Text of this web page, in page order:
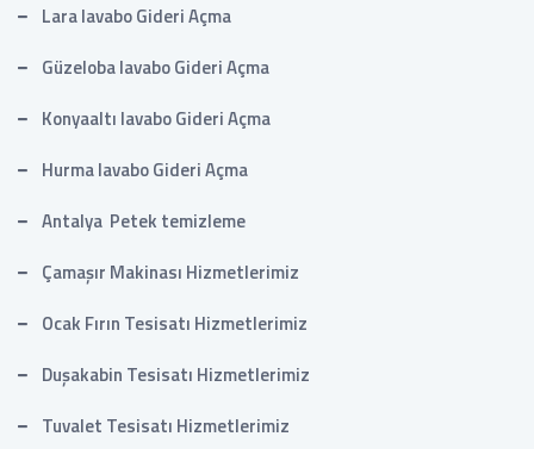
Lara lavabo Gideri Açma
Güzeloba lavabo Gideri Açma
Konyaaltı lavabo Gideri Açma
Hurma lavabo Gideri Açma
Antalya Petek temizleme
Çamaşır Makinası Hizmetlerimiz
Ocak Fırın Tesisatı Hizmetlerimiz
Duşakabin Tesisatı Hizmetlerimiz
Tuvalet Tesisatı Hizmetlerimiz